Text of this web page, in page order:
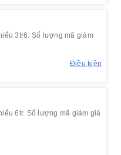
3tr6. Số lượng mã giảm
Điều kiện
6tr. Số lượng mã giảm giá